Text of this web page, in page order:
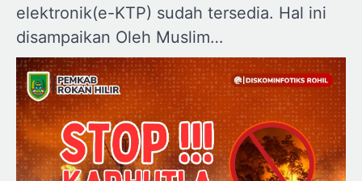
elektronik(e-KTP) sudah tersedia. Hal ini
disampaikan Oleh Muslim…